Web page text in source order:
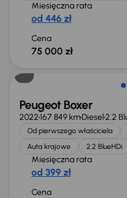
Miesięczna rata
od 446 zł
Cena
75 000 zł
Możliwość odliczenia VAT
Peugeot Boxer
2022167 849 kmDiesel2.2
Od pierwszego właściciela
Auta krajowe
2.2 BlueHDi
Miesięczna rata
od 399 zł
Cena